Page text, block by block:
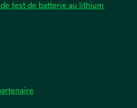
test de batterie au lithium